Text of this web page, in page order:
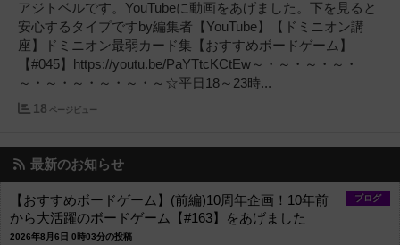
アジトベルです。YouTubeに動画をあげました。下を見ると
安心するタイプですby編集者【YouTube】【ドミニオン講
座】ドミニオン最弱カード集【おすすめボードゲーム】
【#045】https://youtu.be/PaYTtcKCtEw～・～・～・～・
～・～・～・～・～・～☆平日18～23時...
18 ページビュー
最新のお知らせ
ブログ
【おすすめボードゲーム】(前編)10周年企画！10年前
から大活躍のボードゲーム【#163】をあげました
2026年8月6日 0時03分の投稿